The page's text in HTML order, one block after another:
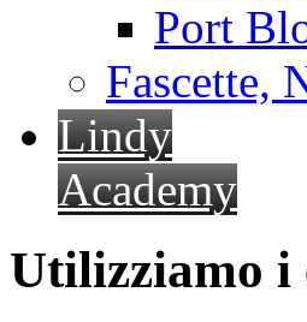
Port
Fascette,
Lindy
Academy
Utilizziamo i